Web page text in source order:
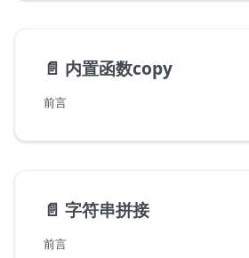
📄️ 内置函数copy
前言
📄️ 字符串拼接
前言